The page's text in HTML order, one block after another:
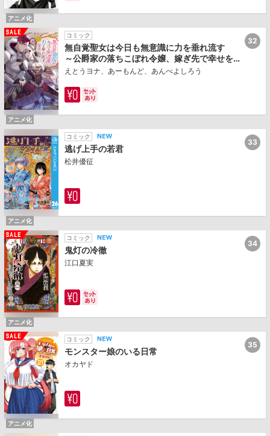
アニメ化
コミック
無自覚聖女は今日も無意識に力を垂れ流す
～公爵家の落ちこぼれ令嬢、嫁ぎ先で幸せを
掴み取る～
えとうヨナ、あーもんど、あんべよしろう
32
アニメ化
コミック
逃げ上手の若君
松井優征
33
アニメ化
コミック
鬼灯の冷徹
江口夏実
34
アニメ化
コミック
モンスター娘のいる日常
オカヤド
35
アニメ化